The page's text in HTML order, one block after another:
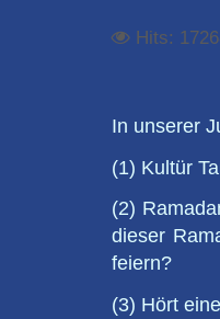
Hits:
In unserer
(1) Kultür
(2)
dieser
feiern?
(3) Hört